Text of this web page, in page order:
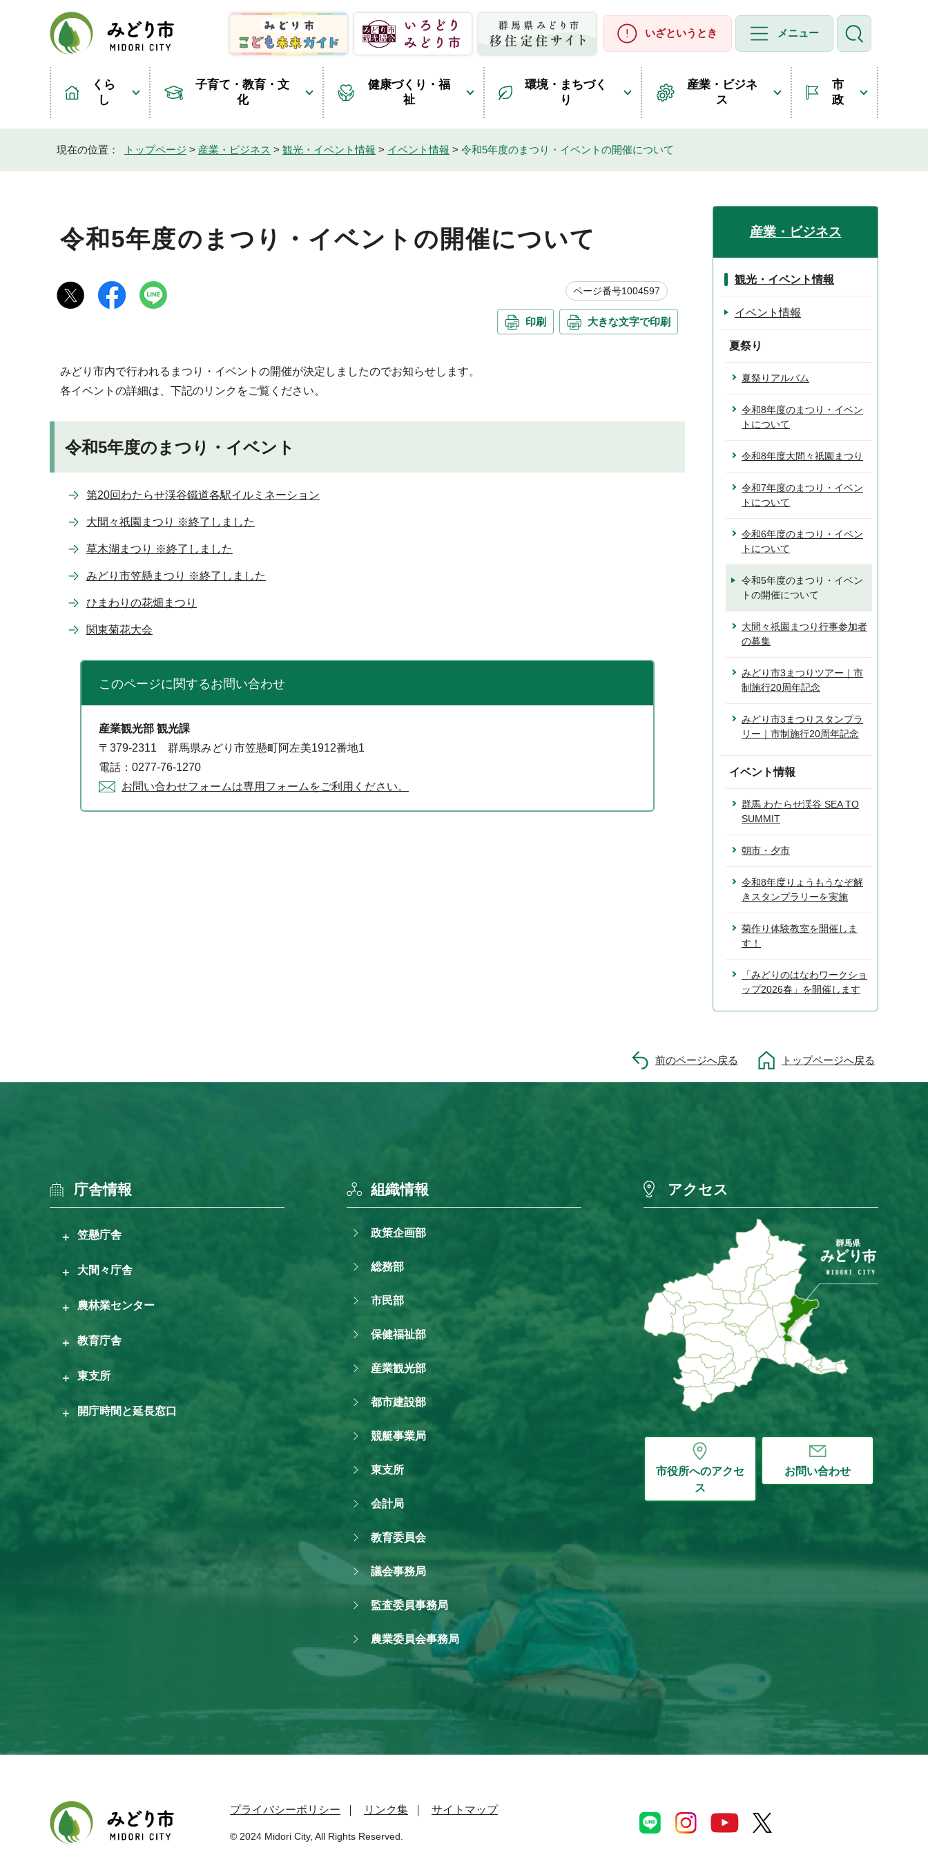
いざというとき メニュー
くら
し
子育て・教育・文
化
健康づくり・福
祉
環境・まちづく
り
産業・ビジネ
ス
市
政
現在の位置： トップページ > 産業・ビジネス > 観光・イベント情報 > イベント情報 > 令和5年度のまつり・イベントの開催について
令和5年度のまつり・イベントの開催について
ページ番号1004597
印刷 大きな文字で印刷
みどり市内で行われるまつり・イベントの開催が決定しましたのでお知らせします。
各イベントの詳細は、下記のリンクをご覧ください。
令和5年度のまつり・イベント
第20回わたらせ渓谷鐵道各駅イルミネーション
大間々祇園まつり ※終了しました
草木湖まつり ※終了しました
みどり市笠懸まつり ※終了しました
ひまわりの花畑まつり
関東菊花大会
このページに関するお問い合わせ
産業観光部 観光課
〒379-2311 群馬県みどり市笠懸町阿左美1912番地1
電話：0277-76-1270
お問い合わせフォームは専用フォームをご利用ください。
産業・ビジネス
観光・イベント情報
イベント情報
夏祭り
夏祭りアルバム
令和8年度のまつり・イベン
トについて
令和8年度大間々祇園まつり
令和7年度のまつり・イベン
トについて
令和6年度のまつり・イベン
トについて
令和5年度のまつり・イベン
トの開催について
大間々祇園まつり行事参加者
の募集
みどり市3まつりツアー｜市
制施行20周年記念
みどり市3まつりスタンプラ
リー｜市制施行20周年記念
イベント情報
群馬 わたらせ渓谷 SEA TO
SUMMIT
朝市・夕市
令和8年度りょうもうなぞ解
きスタンプラリーを実施
菊作り体験教室を開催しま
す！
「みどりのはなわワークショ
ップ2026春」を開催します
前のページへ戻る トップページへ戻る
庁舎情報
笠懸庁舎
大間々庁舎
農林業センター
教育庁舎
東支所
開庁時間と延長窓口
組織情報
政策企画部
総務部
市民部
保健福祉部
産業観光部
都市建設部
競艇事業局
東支所
会計局
教育委員会
議会事務局
監査委員事務局
農業委員会事務局
アクセス
市役所へのアクセ
ス
お問い合わせ
プライバシーポリシー リンク集 サイトマップ
© 2024 Midori City, All Rights Reserved.